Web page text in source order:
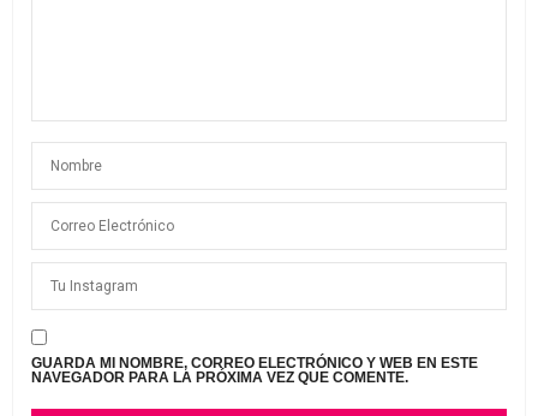
GUARDA MI NOMBRE, CORREO ELECTRÓNICO Y WEB EN ESTE
NAVEGADOR PARA LA PRÓXIMA VEZ QUE COMENTE.